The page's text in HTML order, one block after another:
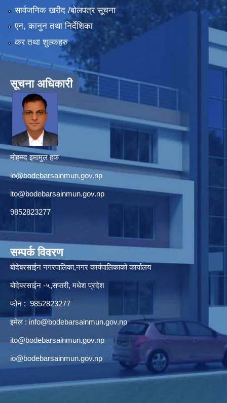
सार्वजनिक खरीद /बोलपत्र सूचना
एन, कानुन तथा निर्देशिका
कर तथा शुल्कहरु
सूचना अधिकारी
मोहम्म्द इमामुल हक
io@bodebarsainmun.gov.np
ito@bodebarsainmun.gov.np
9852823277
सम्पर्क विवरण
बोदेबरसाईन नगरपालिका,नगर कार्यपालिकाको कार्यालय
बोदेबरसाईन -५,सप्तरी, मधेश प्रदेश
फोन : 9852823277
इमेल : info@bodebarsainmun.gov.np
ito@bodebarsainmun.gov.np
io@bodebarsainmun.gov.np